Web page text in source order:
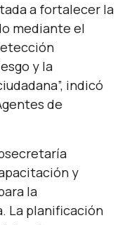
a fortalecer la
mediante el
y la
indicó
de
y
la
La planificación